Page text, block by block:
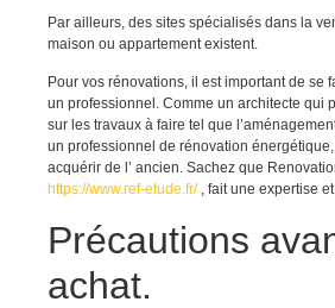
Par ailleurs, des sites spécialisés dans la
maison ou appartement existent.
Pour vos rénovations, il est important de se
un professionnel. Comme un architecte qui
sur les travaux à faire tel que
un professionnel de rénovation
acquérir de l’ ancien. Sachez que
https://www.ref-etude.fr/, fait une expertise
Précautions
achat.